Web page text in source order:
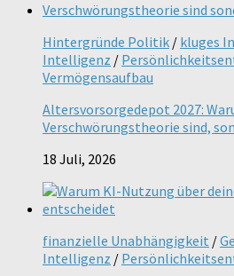
Hintergründe Politik / kluges
Intelligenz /
Vermögensaufbau
Altersvorsorgedepot 2027:
Verschwörungstheorie sind,
18 Juli, 2026
finanzielle Unabhängigkeit /
Intelligenz /